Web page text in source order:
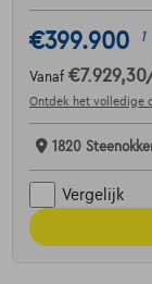
€399.900 1
Vanaf €7.929,30
Ontdek het volledige
1820
Vergelijk